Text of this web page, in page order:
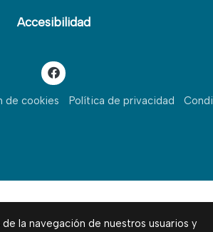
Accesibilidad
de cookies Política de privacidad
la navegación de nuestros usuarios y